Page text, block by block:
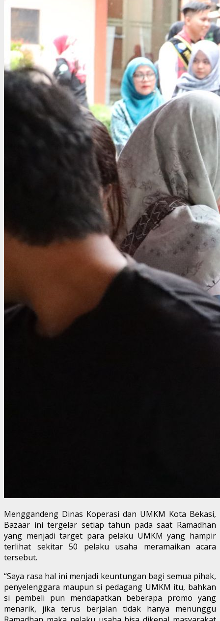
Menggandeng Dinas Koperasi dan UMKM Kota Bekasi,
Bazaar ini tergelar setiap tahun pada saat Ramadhan
yang menjadi target para pelaku UMKM yang hampir
terlihat sekitar 50 pelaku usaha meramaikan acara
tersebut.
“Saya rasa hal ini menjadi keuntungan bagi semua pihak,
penyelenggara maupun si pedagang UMKM itu, bahkan
si pembeli pun mendapatkan beberapa promo yang
menarik, jika terus berjalan tidak hanya menunggu